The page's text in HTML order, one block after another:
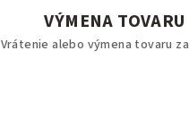
VÝMENA TOVARU
Vrátenie alebo výmena tovaru